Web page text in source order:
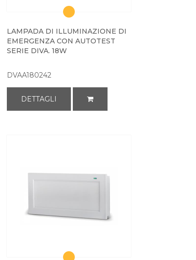
LAMPADA DI ILLUMINAZIONE DI
EMERGENZA CON AUTOTEST
SERIE DIVA. 18W
DVAA180242
DETTAGLI